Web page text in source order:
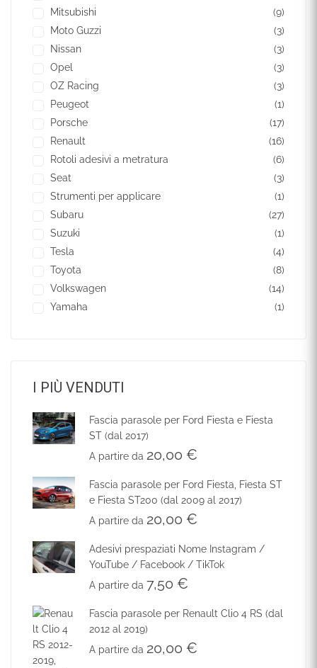
Mitsubishi
(9)
Moto Guzzi
(3)
Nissan
(3)
Opel
(3)
OZ Racing
(3)
Peugeot
(1)
Porsche
(17)
Renault
(16)
Rotoli adesivi a metratura
(6)
Seat
(3)
Strumenti per applicare
(1)
Subaru
(27)
Suzuki
(1)
Tesla
(4)
Toyota
(8)
Volkswagen
(14)
Yamaha
(1)
I PIÙ VENDUTI
Fascia parasole per Ford Fiesta e Fiesta
ST (dal 2017)
A partire da 20,00 €
Fascia parasole per Ford Fiesta, Fiesta ST
e Fiesta ST200 (dal 2009 al 2017)
A partire da 20,00 €
Adesivi prespaziati Nome Instagram /
YouTube / Facebook / TikTok
A partire da 7,50 €
Fascia parasole per Renault Clio 4 RS (dal
2012 al 2019)
A partire da 20,00 €